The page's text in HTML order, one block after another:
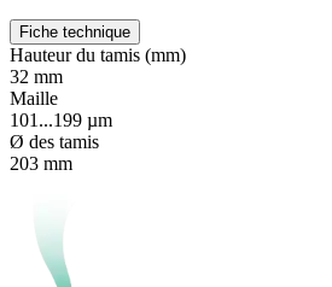
Fiche technique
Hauteur du tamis (mm)
32 mm
Maille
101...199 µm
Ø des tamis
203 mm